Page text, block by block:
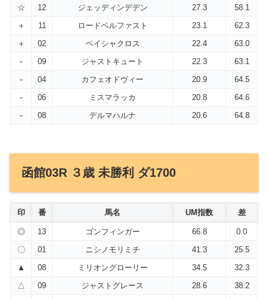
☆
12 ジェッディンデデン 27.3
58.1
＋
11 ロードベルファスト 23.1
62.3
＋
02 ペイシャクロス 22.4
63.0
－
09 ジャストキュート 22.3
63.1
－
04 カフェオドヴィー 20.9
64.5
－
06 ミスマラッカ 20.8
64.6
－
08 デルマハルナ 20.6 64.8
函館03R ３歳 未勝利 ダ1700
印 番 馬名 UM指数 差
◎ 13 ゴンフィンガー 66.8
0.0
〇
01 ニシノモリミチ 41.3
25.5
▲
08 ミリオングローリー 34.5
32.3
△
09 ジャストグレース 28.6 38.2